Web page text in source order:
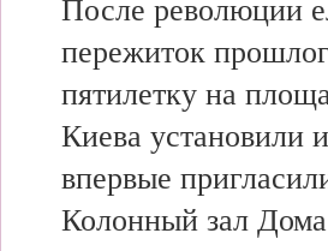
После революции
пережиток
пятилетку на
Киева установили
впервые
Колонный зал